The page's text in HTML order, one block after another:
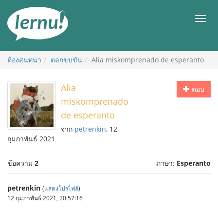
สารบัญ
เมนู
ห้องสนทนา ตลกขบขัน Alia miskomprenado de esperanto
ตอบ
Alia
miskomprenado
de esperanto
จาก petrenkin, 12
กุมภาพันธ์ 2021
ข้อความ 2 ภาษา: Esperanto
petrenkin (แสดงโปรไฟล์)
12 กุมภาพันธ์ 2021, 20:57:16